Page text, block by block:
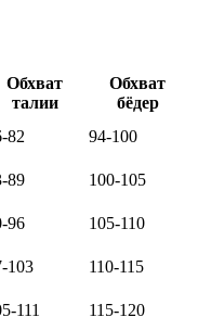
Обхват
талии
Обхват
бёдер
82 94-100
89 100-105
96 105-110
103 110-115
111
115-120